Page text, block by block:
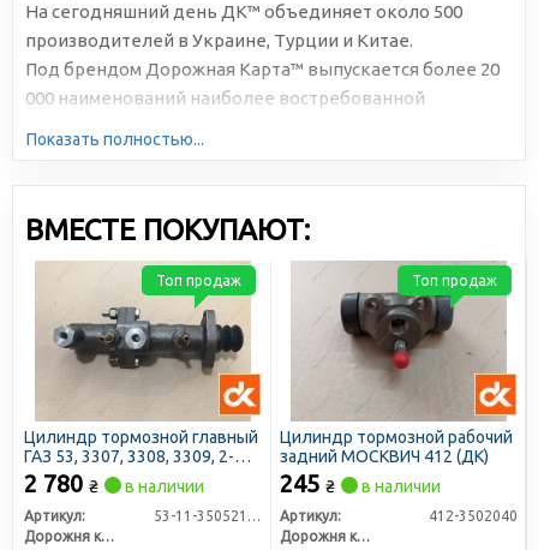
На сегодняшний день ДК™ объединяет около 500
производителей в Украине, Турции и Китае.
Под брендом Дорожная Карта™ выпускается более 20
000 наименований наиболее востребованной
Показать полностью...
ВМЕСТЕ ПОКУПАЮТ:
Цилиндр тормозной главный
ГАЗ 53, 3307, 3308, 3309, 2-
секц. (без бачка) (ДК)
2 780 ₴ в наличии
Артикул:
53-11-3505211-01
Дорожня карта
Топ продаж
Цилиндр тормозной рабочий
задний МОСКВИЧ 412 (ДК)
245 ₴ в наличии
Артикул:
412-3502040
Дорожня карта
Топ продаж